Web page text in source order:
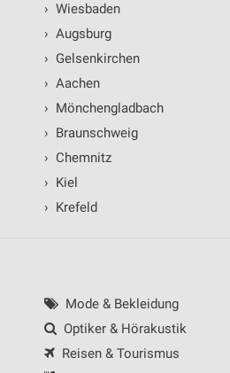
› Wiesbaden
› Augsburg
› Gelsenkirchen
› Aachen
› Mönchengladbach
› Braunschweig
› Chemnitz
› Kiel
› Krefeld
Mode & Bekleidung
Optiker & Hörakustik
Reisen & Tourismus